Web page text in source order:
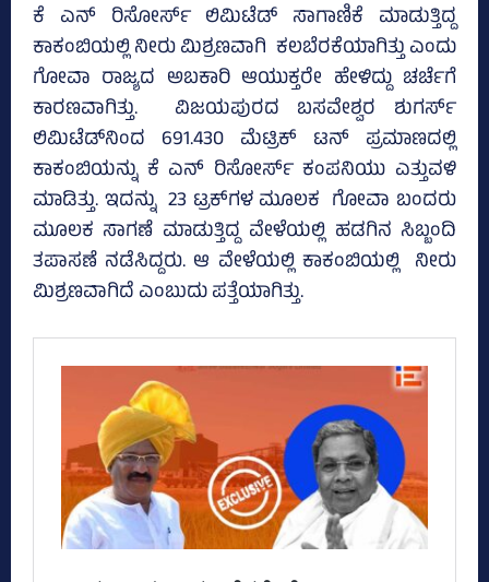
ಕೆ ಎನ್ ರಿಸೋರ್ಸ್‌ ಲಿಮಿಟೆಡ್‌ ಸಾಗಾಣಿಕೆ ಮಾಡುತ್ತಿದ್ದ
ಕಾಕಂಬಿಯಲ್ಲಿ ನೀರು ಮಿಶ್ರಣವಾಗಿ ಕಲಬೆರಕೆಯಾಗಿತ್ತು ಎಂದು
ಗೋವಾ ರಾಜ್ಯದ ಅಬಕಾರಿ ಆಯುಕ್ತರೇ ಹೇಳಿದ್ದು ಚರ್ಚೆಗೆ
ಕಾರಣವಾಗಿತ್ತು. ವಿಜಯಪುರದ ಬಸವೇಶ್ವರ ಶುಗರ್ಸ್‌
ಲಿಮಿಟೆಡ್‌ನಿಂದ 691.430 ಮೆಟ್ರಿಕ್‌ ಟನ್‌ ಪ್ರಮಾಣದಲ್ಲಿ
ಕಾಕಂಬಿಯನ್ನು ಕೆ ಎನ್‌ ರಿಸೋರ್ಸ್‌ ಕಂಪನಿಯು ಎತ್ತುವಳಿ
ಮಾಡಿತ್ತು. ಇದನ್ನು 23 ಟ್ರಕ್‌ಗಳ ಮೂಲಕ ಗೋವಾ ಬಂದರು
ಮೂಲಕ ಸಾಗಣೆ ಮಾಡುತ್ತಿದ್ದ ವೇಳೆಯಲ್ಲಿ ಹಡಗಿನ ಸಿಬ್ಬಂದಿ
ತಪಾಸಣೆ ನಡೆಸಿದ್ದರು. ಆ ವೇಳೆಯಲ್ಲಿ ಕಾಕಂಬಿಯಲ್ಲಿ ನೀರು
ಮಿಶ್ರಣವಾಗಿದೆ ಎಂಬುದು ಪತ್ತೆಯಾಗಿತ್ತು.